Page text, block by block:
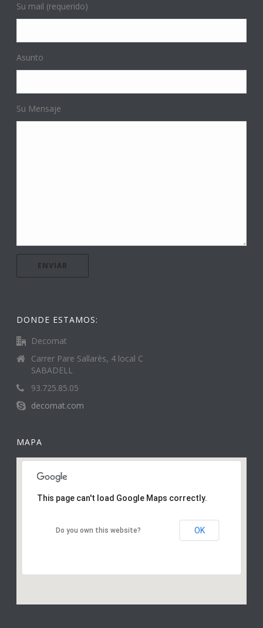
Su mail (requerido)
Asunto
Su Mensaje
DONDE ESTAMOS:
Decomat
Carrer Pare Sallarès, 4 local C
SABADELL
93.725.85.05
decomat.com
MAPA
This page can't load Google Maps correctly.
Do you own this website? OK